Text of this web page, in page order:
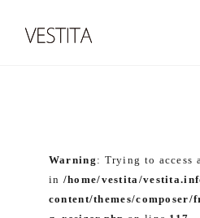
Warning : Trying to access
in /home/vestita/
content/themes/